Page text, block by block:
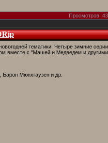
Просмотров:
тематики. Четыре зимние
вместе с "Машей и Медведем и
Мюнхгаузен и др.